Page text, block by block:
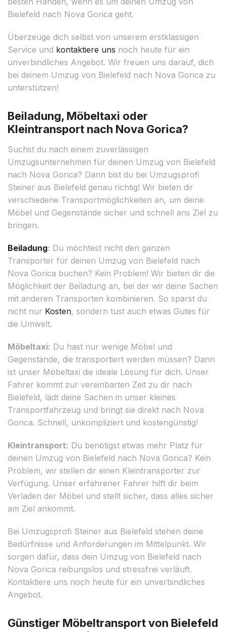
Bielefeld nach Nova Gorica geht.
Überzeuge dich selbst von unserem erstklassigen
Service und kontaktiere uns noch heute für ein
unverbindliches Angebot. Wir freuen uns darauf, dich
bei deinem Umzug von Bielefeld nach Nova Gorica zu
unterstützen!
Beiladung, Möbeltaxi oder
Kleintransport nach Nova Gorica?
Suchst du nach einem zuverlässigen
Umzugsunternehmen für deinen Umzug von Bielefeld
nach Nova Gorica? Dann bist du bei Umzugsprofi
Steiner aus Bielefeld genau richtig! Wir bieten dir
verschiedene Transportmöglichkeiten an, um deine
Möbel und Gegenstände sicher und schnell ans Ziel zu
bringen.
Beiladung: Du möchtest nicht den ganzen
Transporter für deinen Umzug von Bielefeld nach
Nova Gorica buchen? Kein Problem! Wir bieten dir die
Möglichkeit der Beiladung an, bei der wir deine Sachen
mit anderen Transporten kombinieren. So sparst du
nicht nur Kosten, sondern tust auch etwas Gutes für
die Umwelt.
Möbeltaxi: Du hast nur wenige Möbel und
Gegenstände, die transportiert werden müssen? Dann
ist unser Möbeltaxi die ideale Lösung für dich. Unser
Fahrer kommt zur vereinbarten Zeit zu dir nach
Bielefeld, lädt deine Sachen in unser kleines
Transportfahrzeug und bringt sie direkt nach Nova
Gorica. Schnell, unkompliziert und kostengünstig!
Kleintransport: Du benötigst etwas mehr Platz für
deinen Umzug von Bielefeld nach Nova Gorica? Kein
Problem, wir stellen dir einen Kleintransporter zur
Verfügung. Unser erfahrener Fahrer hilft dir beim
Verladen der Möbel und stellt sicher, dass alles sicher
am Ziel ankommt.
Bei Umzugsprofi Steiner aus Bielefeld stehen deine
Bedürfnisse und Anforderungen im Mittelpunkt. Wir
sorgen dafür, dass dein Umzug von Bielefeld nach
Nova Gorica reibungslos und stressfrei verläuft.
Kontaktiere uns noch heute für ein unverbindliches
Angebot.
Günstiger Möbeltransport von Bielefeld